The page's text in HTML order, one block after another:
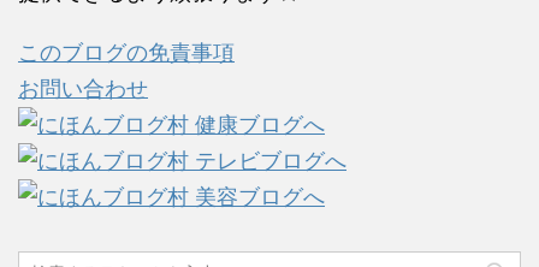
このブログの免責事項
お問い合わせ